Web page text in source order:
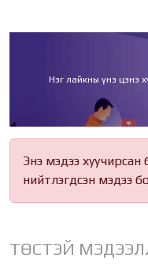
Нэг лайкны үнэ цэнэ
Энэ мэдээ
нийтлэгдсэн мэдээ
ТӨСТЭЙ